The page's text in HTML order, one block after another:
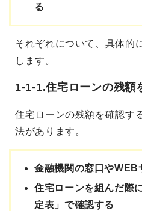
る
それぞれについて、具体的
します。
1-1-1.住宅ローンの残額
住宅ローンの残額を確認す
法があります。
金融機関の窓口やWEB
住宅ローンを組んだ際
定表」で確認する